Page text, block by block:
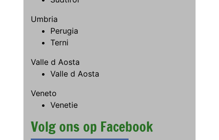
Umbria
Perugia
Terni
Valle d Aosta
Valle d Aosta
Veneto
Venetie
Volg ons op Facebook